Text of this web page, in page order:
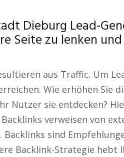
Dieburg Lead-
Seite zu lenken
aus Traffic. Um
Wie erhöhen Sie
Nutzer sie entdecken?
verweisen von
sind
Backlink-Strategie hebt